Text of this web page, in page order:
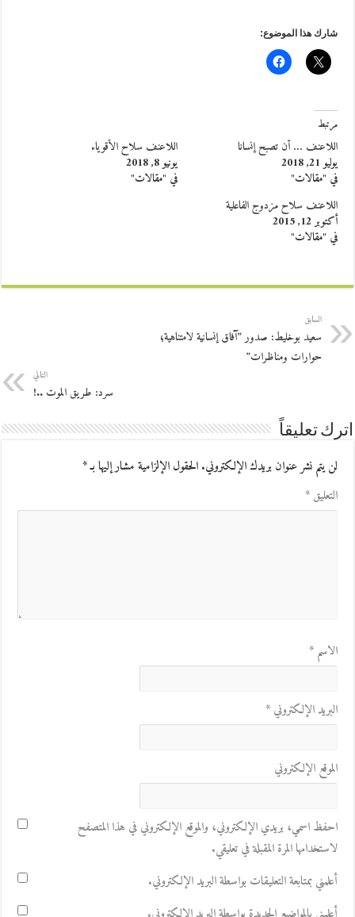
شارك هذا الموضوع:
مرتبط
اللاعنف … أن تصبح إنسانا
يوليو 21, 2018
في "مقالات"
اللاعنف سلاح الأقوياء
يونيو 8, 2018
في "مقالات"
اللاعنف سلاح مزدوج الفاعلية
أكتوبر 12, 2015
في "مقالات"
السابق
سعيد بوخليط: صدور ”آفاق إنسانية لامتناهية؛
حوارات ومناظرات”
التالي
سرد: طريق الموت ..!
اترك تعليقاً
لن يتم نشر عنوان بريدك الإلكتروني.الحقول الإلزامية مشار إليها بـ*
التعليق*
الاسم*
البريد الإلكتروني*
الموقع الإلكتروني
احفظ اسمي، بريدي الإلكتروني، والموقع الإلكتروني في هذا المتصفح
لاستخدامها المرة المقبلة في تعليقي.
أعلمني بمتابعة التعليقات بواسطة البريد الإلكتروني.